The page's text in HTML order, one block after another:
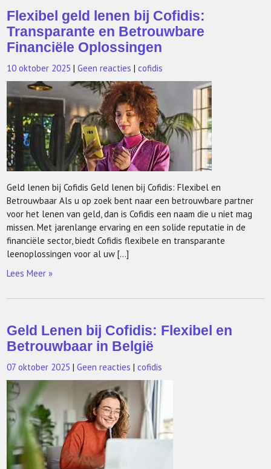
Flexibel geld lenen bij Cofidis:
Transparante en Betrouwbare
Financiële Oplossingen
10 oktober 2025 |Geen reacties |cofidis
Geld lenen bij Cofidis Geld lenen bij Cofidis: Flexibel en
Betrouwbaar Als u op zoek bent naar een betrouwbare partner
voor het lenen van geld, dan is Cofidis een naam die u niet mag
missen. Met jarenlange ervaring en een solide reputatie in de
financiële sector, biedt Cofidis flexibele en transparante
leenoplossingen voor al uw […]
Lees Meer »
Geld Lenen bij Cofidis: Flexibel en
Betrouwbaar in België
07 oktober 2025 |Geen reacties |cofidis